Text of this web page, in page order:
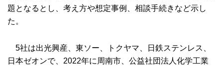
題となるとし、考え方や想定事例、相談手続きなど示し
た。
5社は出光興産、東ソー、トクヤマ、日鉄ステンレス、
日本ゼオンで、2022年に周南市、公益社団法人化学工業